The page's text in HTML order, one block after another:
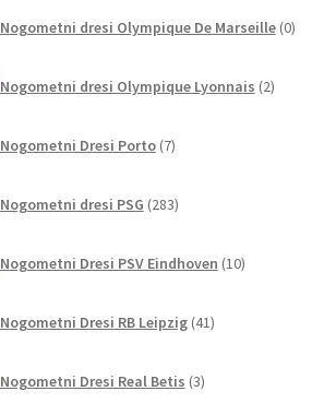
Nogometni dresi Olympique De Marseille 0
Nogometni dresi Olympique Lyonnais 2izdelka
Nogometni Dresi Porto 7izdelkov
Nogometni dresi PSG 283izdelkov
Nogometni Dresi PSV Eindhoven 10izdelkov
Nogometni Dresi RB Leipzig 41izdelkov
Nogometni Dresi Real Betis 3izdelki